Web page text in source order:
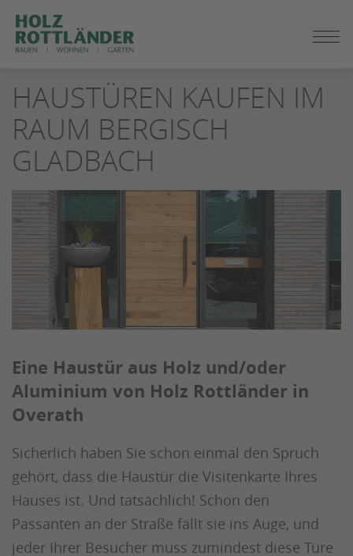
ZUM
SEITENINHALT
SPRINGEN
HAUSTÜREN KAUFEN IM
RAUM BERGISCH
GLADBACH
Eine Haustür aus Holz und/oder
Aluminium von Holz Rottländer in
Overath
Sicherlich haben Sie schon einmal den Spruch
gehört, dass die Haustür die Visitenkarte Ihres
Hauses ist. Und tatsächlich! Schon den
Passanten an der Straße fällt sie ins Auge, und
jeder Ihrer Besucher muss zumindest diese Türe